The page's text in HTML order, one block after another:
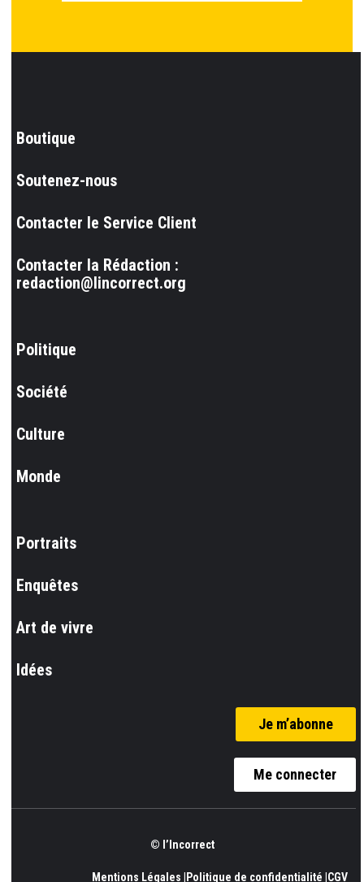
Boutique
Soutenez-nous
Contacter le Service Client
Contacter la Rédaction :
redaction@lincorrect.org
Politique
Société
Culture
Monde
Portraits
Enquêtes
Art de vivre
Idées
Je m’abonne
Me connecter
© l’Incorrect
Mentions Légales |Politique de confidentialité |CGV